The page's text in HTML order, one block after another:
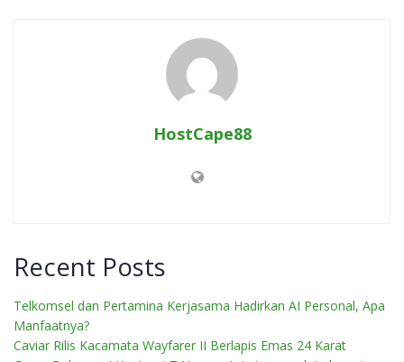
HostCape88
Recent Posts
Telkomsel dan Pertamina Kerjasama Hadirkan AI Personal, Apa
Manfaatnya?
Caviar Rilis Kacamata Wayfarer II Berlapis Emas 24 Karat